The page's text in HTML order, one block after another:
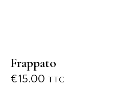
Frappato
€15.00 TTC